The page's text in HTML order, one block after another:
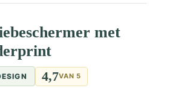
met
4,7VAN 5